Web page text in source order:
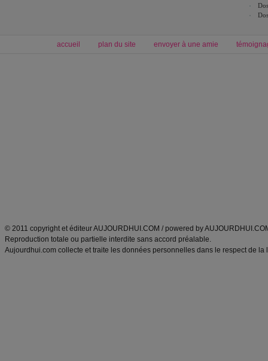
accueil plan du site envoyer à une amie
© 2011 copyright et éditeur AUJOURDHUI.COM / powered by
Reproduction totale ou partielle interdite sans accord préalable.
Aujourdhui.com collecte et traite les données personnelles dans le respect de